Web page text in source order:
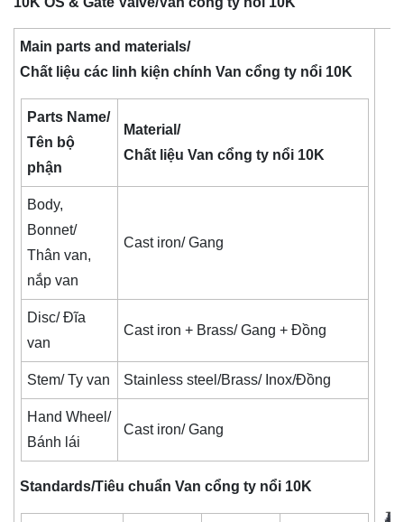
Main parts and materials/
Chất liệu các linh kiện chính Van cổng ty nổi 10K
Parts Name/
Tên bộ
phận
Material/
Chất liệu Van cổng ty nổi 10K
Body,
Bonnet/
Thân van,
nắp van
Cast iron/ Gang
Disc/ Đĩa
van
Cast iron + Brass/ Gang + Đồng
Stem/ Ty van Stainless steel/Brass/ Inox/Đồng
Hand Wheel/
Bánh lái
Cast iron/ Gang
Standards/Tiêu chuẩn Van cổng ty nổi 10K